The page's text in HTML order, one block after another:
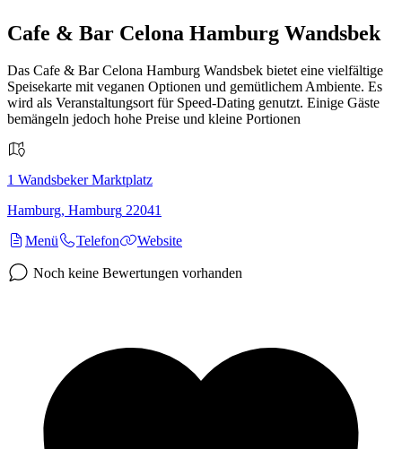
Cafe & Bar Celona Hamburg Wandsbek
​Das Cafe & Bar Celona Hamburg Wandsbek bietet eine vielfältige
Speisekarte mit veganen Optionen und gemütlichem Ambiente. Es
wird als Veranstaltungsort für Speed-Dating genutzt. Einige Gäste
bemängeln jedoch hohe Preise und kleine Portionen
1 Wandsbeker Marktplatz
Hamburg, Hamburg 22041
Menü
Telefon Website
Noch keine Bewertungen vorhanden